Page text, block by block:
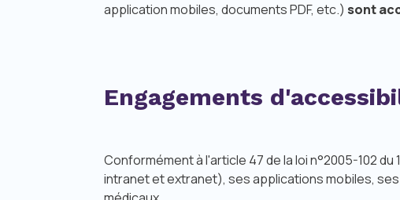
application mobiles, documents PDF, etc.) sont
Engagements
Conformément à l'article 47 de la loi n°2005-102
intranet et extranet), ses applications mobiles,